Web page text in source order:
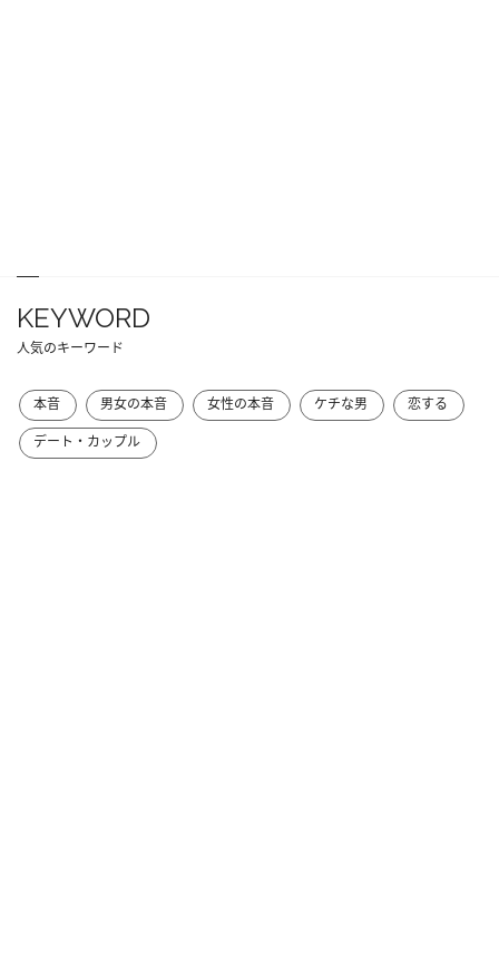
KEYWORD
人気のキーワード
本音 男女の本音 女性の本音 ケチな男
恋する
デート・カップル